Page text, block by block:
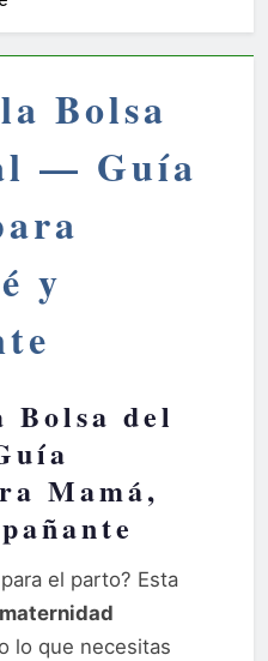
Bolsa
— Guía
y
del
Mamá,
el parto? Esta
lo que necesitas